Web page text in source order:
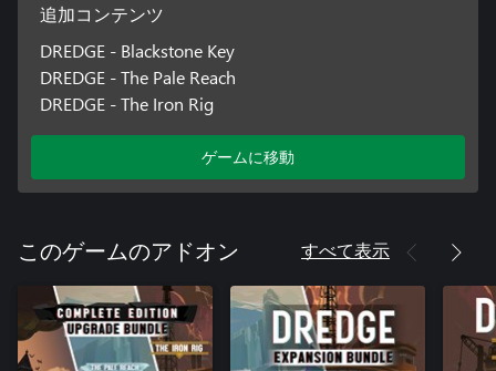
追加コンテンツ
DREDGE - Blackstone Key
DREDGE - The Pale Reach
DREDGE - The Iron Rig
ゲームに移動
このゲームのアドオン すべて表示